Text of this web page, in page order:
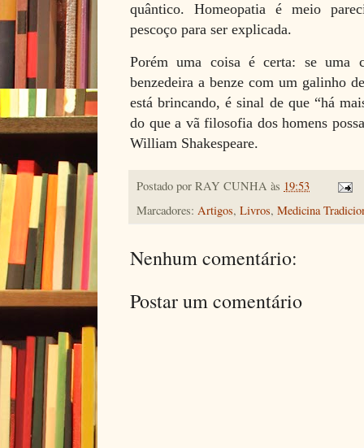
quântico. Homeopatia é meio
pescoço para ser explicada.
Porém uma coisa é certa: se uma
benzedeira a benze com um galinho
está brincando, é sinal de que “há
do que a vã filosofia dos homens
William Shakespeare.
Postado por RAY CUNHA às 19:53
Marcadores: Artigos, Livros, Medicina
Nenhum comentário:
Postar um comentário